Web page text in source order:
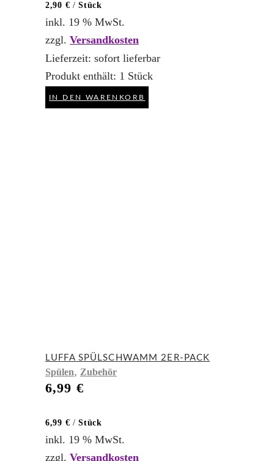
2,90 € /Stück
inkl. 19 % MwSt.
zzgl. Versandkosten
Lieferzeit: sofort lieferbar
Produkt enthält: 1 Stück
IN DEN WARENKORB
LUFFA SPÜLSCHWAMM 2ER-PACK
Spülen, Zubehör
6,99 €
6,99 € /Stück
inkl. 19 % MwSt.
zzgl. Versandkosten